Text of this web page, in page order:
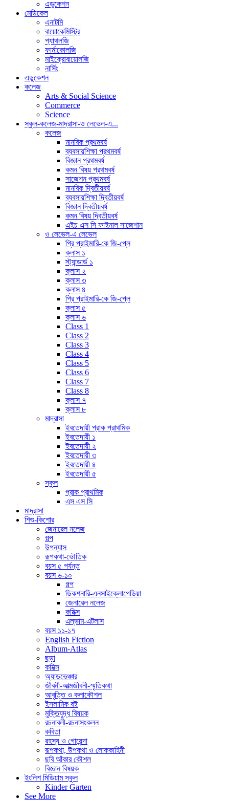
এডুকেশন
মেডিকেল
এনাটমি
বায়োকেমিস্ট্রি
প্যাথলজি
ফার্মাকোলজি
মাইক্রোবায়োলজি
নার্সিং
এডুকেশন
কলেজ
Arts & Social Science
Commerce
Science
স্কুল-কলেজ-মাদ্রাসা-ও লেভেল-এ...
কলেজ
মানবিক প্রথমবর্ষ
ব্যবসায়শিক্ষা প্রথমবর্ষ
বিজ্ঞান প্রথমবর্ষ
কমন বিষয় প্রথমবর্ষ
সাজেশন প্রথমবর্ষ
মানবিক দ্বিতীয়বর্ষ
ব্যবসায়শিক্ষা দ্বিতীয়বর্ষ
বিজ্ঞান দ্বিতীয়বর্ষ
কমন বিষয় দ্বিতীয়বর্ষ
এইচ এস সি ফাইনাল সাজেশান
ও লেভেল-এ লেভেল
প্রি প্রাইমারি-কে জি-প্লে
ক্লাস ১
স্ট্যান্ডার্ড ১
ক্লাস ২
ক্লাস ৩
ক্লাস ৪
প্রি প্রাইমারি-কে জি-প্লে
ক্লাস ৫
ক্লাস ৬
Class 1
Class 2
Class 3
Class 4
Class 5
Class 6
Class 7
Class 8
ক্লাস ৭
ক্লাস ৮
মাদ্রাসা
ইবতেদায়ী প্রাক প্রাথমিক
ইবতেদায়ী ১
ইবতেদায়ী ২
ইবতেদায়ী ৩
ইবতেদায়ী ৪
ইবতেদায়ী ৫
স্কুল
প্রাক প্রাথমিক
এস এস সি
মাদ্রাসা
শিশু-কিশোর
জেনারেল নলেজ
গল্প
উপন্যাস
রূপকথা-ভৌতিক
বয়স ৫ পর্যন্ত
বয়স ৬-১০
গল্প
ডিকশনারি-এনসাইক্লোপেডিয়া
জেনারেল নলেজ
কমিক্স
এল্ভাম-এটলাস
বয়স ১১-১৭
English Fiction
Album-Atlas
ছড়া
কমিক্স
অ্যাডভেঞ্চার
জীবনী-আত্মজীবনী-স্মৃতিকথা
আবৃত্তি ও কলাকৌশল
ইসলামিক বই
মুক্তিযুদ্ধ বিষয়ক
রচনাবলী-রচনাসংকলন
কবিতা
রহস্য ও গোয়েন্দা
রূপকথা, উপকথা ও লোককাহিনী
ছবি আঁকার কৌশল
বিজ্ঞান বিষয়ক
ইংলিশ মিডিয়াম স্কুল
Kinder Garten
See More